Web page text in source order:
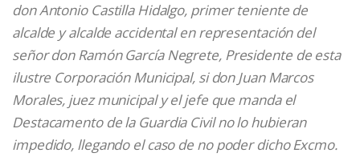
don Antonio Castilla Hidalgo, primer teniente de
alcalde y alcalde accidental en representación del
señor don Ramón García Negrete, Presidente de esta
ilustre Corporación Municipal, si don Juan Marcos
Morales, juez municipal y el jefe que manda el
Destacamento de la Guardia Civil no lo hubieran
impedido, llegando el caso de no poder dicho Excmo.